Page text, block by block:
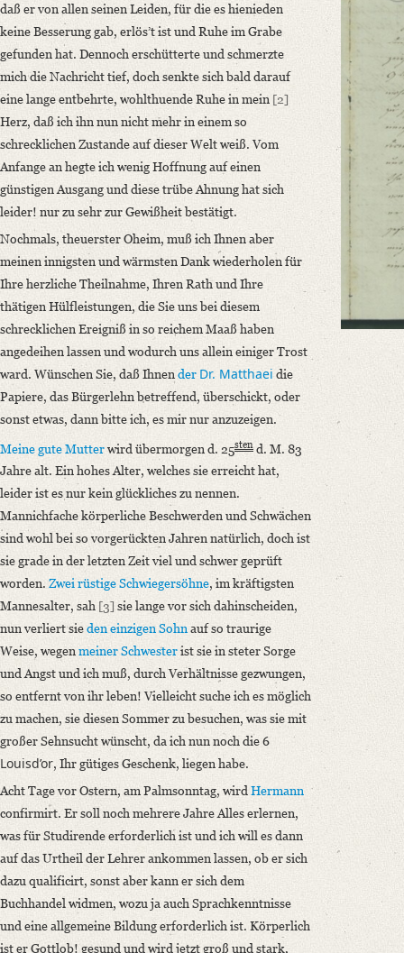
Geliebter Oheim!
Wenn gleich ich weiß, daß Ihnen bereits durch den Doctor Matthaei
Language
German
Varwig, Olivia
Zeil, Sophia
daß er von allen seinen Leiden, für die es hienieden
keine Besserung gab, erlös’t ist und Ruhe im Grabe
gefunden hat. Dennoch erschütterte und schmerzte
mich die Nachricht tief, doch senkte sich bald darauf
eine lange entbehrte, wohlthuende Ruhe in mein [2]
Herz, daß ich ihn nun nicht mehr in einem so
schrecklichen Zustande auf dieser Welt weiß. Vom
Anfange an hegte ich wenig Hoffnung auf einen
günstigen Ausgang und diese trübe Ahnung hat sich
leider! nur zu sehr zur Gewißheit bestätigt.
Nochmals, theuerster Oheim, muß ich Ihnen aber
meinen innigsten und wärmsten Dank wiederholen für
Ihre herzliche Theilnahme, Ihren Rath und Ihre
thätigen Hülfleistungen, die Sie uns bei diesem
schrecklichen Ereigniß in so reichem Maaß haben
angedeihen lassen und wodurch uns allein einiger Trost
ward. Wünschen Sie, daß Ihnen der Dr. Matthaei die
Papiere, das Bürgerlehn betreffend, überschickt, oder
sonst etwas, dann bitte ich, es mir nur anzuzeigen.
Meine gute Mutterwird übermorgen d. 25sten d. M. 83
Jahre alt. Ein hohes Alter, welches sie erreicht hat,
leider ist es nur kein glückliches zu nennen.
Mannichfache körperliche Beschwerden und Schwächen
sind wohl bei so vorgerückten Jahren natürlich, doch ist
sie grade in der letzten Zeit viel und schwer geprüft
worden. Zwei rüstige Schwiegersöhne, im kräftigsten
Mannesalter, sah [3] sie lange vor sich dahinscheiden,
nun verliert sieden einzigen Sohnauf so traurige
Weise, wegenmeiner Schwesterist sie in steter Sorge
und Angst und ich muß, durch Verhältnisse gezwungen,
so entfernt von ihr leben! Vielleicht suche ich es möglich
zu machen, sie diesen Sommer zu besuchen, was sie mit
großer Sehnsucht wünscht, da ich nun noch die 6
Louisd’or, Ihr gütiges Geschenk, liegen habe.
Acht Tage vor Ostern, am Palmsonntag, wird Hermann
confirmirt. Er soll noch mehrere Jahre Alles erlernen,
was für Studirende erforderlich ist und ich will es dann
auf das Urtheil der Lehrer ankommen lassen, ob er sich
dazu qualificirt, sonst aber kann er sich dem
Buchhandel widmen, wozu ja auch Sprachkenntnisse
und eine allgemeine Bildung erforderlich ist. Körperlich
ist er Gottlob! gesund und wird jetzt groß und stark,